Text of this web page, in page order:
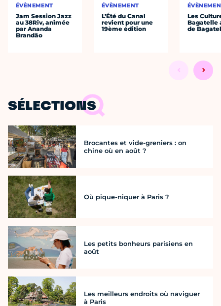
ÉVÈNEMENT
Jam Session Jazz
au 38Riv, animée
par Ananda
Brandão
ÉVÈNEMENT
L’Été du Canal
revient pour une
19ème édition
Les
Bagatelle
de
SÉLECTIONS
Brocantes et vide-greniers : on
chine où en août ?
Où pique-niquer à Paris ?
Les petits bonheurs parisiens en
août
Les meilleurs endroits où naviguer
à Paris